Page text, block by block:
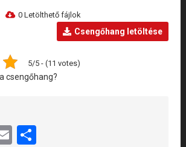
0 Letölthető fájlok
Csengőhang letöltése
5/5 - (11 votes)
csengőhang?
EmailShare